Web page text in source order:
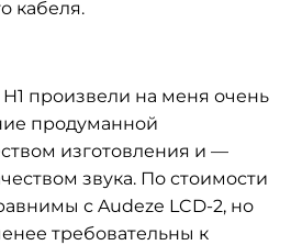
кабеля.
произвели на меня очень
продуманной
изготовления и —
звука. По стоимости
с Audeze LCD-2, но
требовательны к